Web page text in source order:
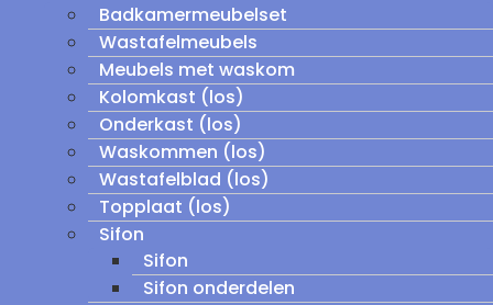
Badkamermeubelset
Wastafelmeubels
Meubels met waskom
Kolomkast (los)
Onderkast (los)
Waskommen (los)
Wastafelblad (los)
Topplaat (los)
Sifon
Sifon
Sifon onderdelen